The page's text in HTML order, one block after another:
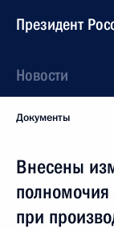
Президент
Новости
Документы
Внесены
полномочия
при